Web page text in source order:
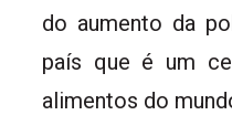
do aumento da
país que é um
alimentos do